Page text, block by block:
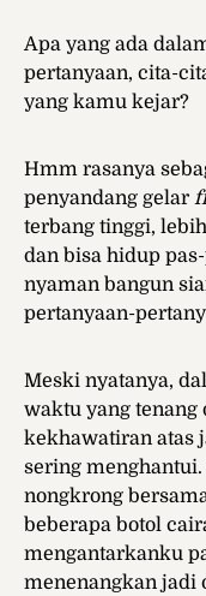
Apa yang ada
pertanyaan, cita-
yang kamu kejar?
Hmm rasanya
penyandang gelar
terbang tinggi,
dan bisa hidup
nyaman bangun
pertanyaan-
Meski nyatanya,
waktu yang tenang
kekhawatiran atas
sering
nongkrong
beberapa botol
mengantarkanku
menenangkan jadi